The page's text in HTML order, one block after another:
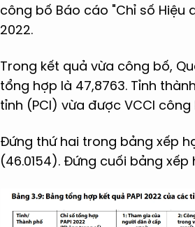
công bố Báo cáo "Chỉ số Hiệu
2022.
Trong kết quả vừa công bố,
tổng hợp là 47,8763. Tỉnh
tỉnh (PCI) vừa được VCCI
Đứng thứ hai trong bảng xếp
(46.0154). Đứng cuối bảng